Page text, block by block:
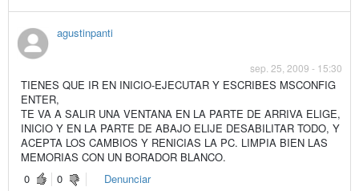
agustinpanti
sep. 25, 2009 - 15:30
TIENES QUE IR EN INICIO-EJECUTAR Y ESCRIBES MSCONFIG
ENTER,
TE VA A SALIR UNA VENTANA EN LA PARTE DE ARRIVA ELIGE,
INICIO Y EN LA PARTE DE ABAJO ELIJE DESABILITAR TODO, Y
ACEPTA LOS CAMBIOS Y RENICIAS LA PC. LIMPIA BIEN LAS
MEMORIAS CON UN BORADOR BLANCO.
0
0
Denunciar